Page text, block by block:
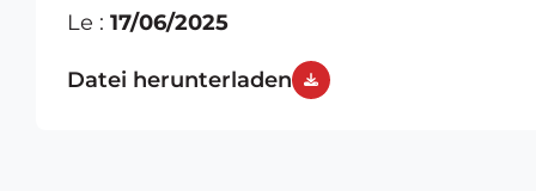
Le : 17/06/2025
Datei herunterladen